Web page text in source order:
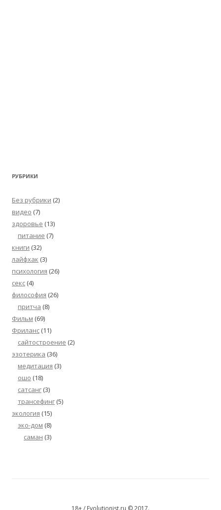
РУБРИКИ
Без рубрики (2)
видео (7)
здоровье (13)
питание (7)
книги (32)
лайфхак (3)
психология (26)
секс (4)
философия (26)
притча (8)
Фильм (69)
Фриланс (11)
сайтостроение (2)
эзотерика (36)
медитация (3)
ошо (18)
сатсанг (3)
трансефинг (5)
экология (15)
эко-дом (8)
саман (3)
18+ / Evolutionist.ru © 2017.